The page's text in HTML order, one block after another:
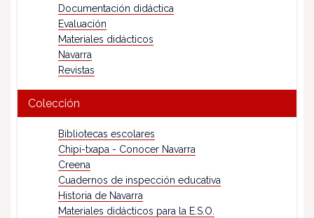
Documentación didáctica
Evaluación
Materiales didácticos
Navarra
Revistas
Colección
Bibliotecas escolares
Chipi-txapa - Conocer Navarra
Creena
Cuadernos de inspección educativa
Historia de Navarra
Materiales didácticos para la E.S.O.